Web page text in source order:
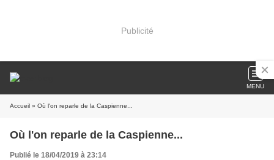
Publicité
MENU
Accueil » Où l'on reparle de la Caspienne...
Où l'on reparle de la Caspienne...
Publié le 18/04/2019 à 23:14